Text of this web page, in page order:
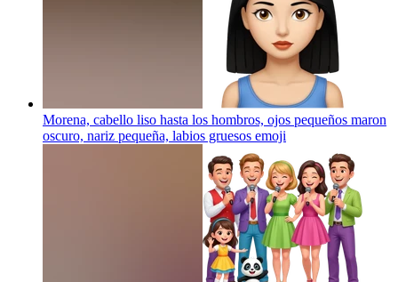
Morena, cabello liso hasta los hombros, ojos pequeños maron
oscuro, nariz pequeña, labios gruesos emoji